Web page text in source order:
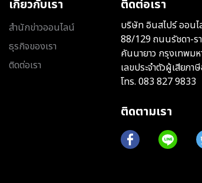
เกี่ยวกับเรา
สำนักข่าวออนไลน์
ธุรกิจของเรา
ติดต่อเรา
ติดต่อเรา
บริษัท อินสไปร์ ออนไ
88/129 ถนนรัชดา-ร
คันนายาว กรุงเทพม
เลขประจำตัวผู้เสียภ
โทร. 083 827 9833
ติดตามเรา